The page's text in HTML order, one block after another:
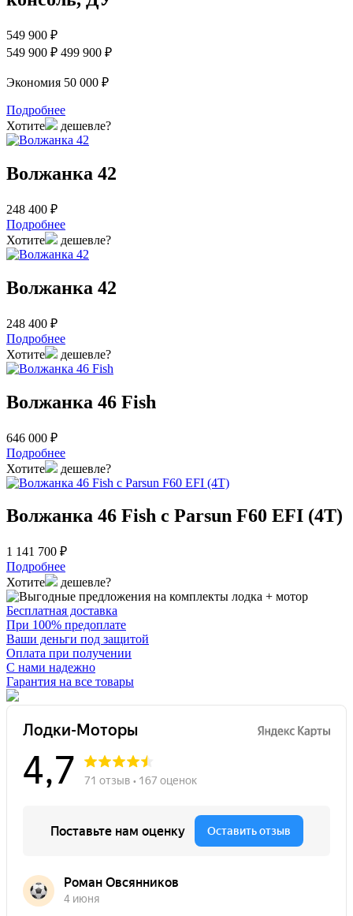
549 900 ₽
549 900 ₽ 499 900 ₽
Экономия 50 000 ₽
Подробнее
Хотите
дешевле?
Волжанка 42
248 400 ₽
Подробнее
Хотите
дешевле?
Волжанка 42
248 400 ₽
Подробнее
Хотите
дешевле?
Волжанка 46 Fish
646 000 ₽
Подробнее
Хотите
дешевле?
Волжанка 46 Fish с Parsun F60 EFI (4T)
1 141 700 ₽
Подробнее
Хотите
дешевле?
Бесплатная доставка
При 100% предоплате
Ваши деньги под защитой
Оплата при получении
С нами надежно
Гарантия на все товары